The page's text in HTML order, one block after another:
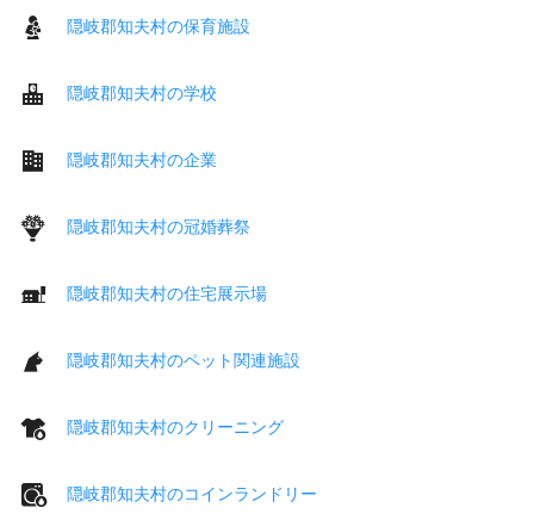
隠岐郡知夫村の保育施設
隠岐郡知夫村の学校
隠岐郡知夫村の企業
隠岐郡知夫村の冠婚葬祭
隠岐郡知夫村の住宅展示場
隠岐郡知夫村のペット関連施設
隠岐郡知夫村のクリーニング
隠岐郡知夫村のコインランドリー